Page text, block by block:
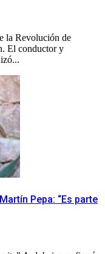
la Revolución de
El conductor y
Pepa: “Es parte